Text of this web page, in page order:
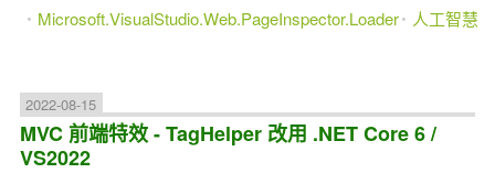
Microsoft.VisualStudio.Web.PageInspector.Loader
人工智慧
2022-08-15
MVC 前端特效 - TagHelper 改用 .NET Core 6 /
VS2022